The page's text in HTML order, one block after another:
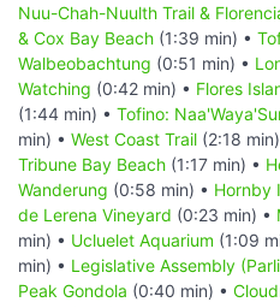
Nuu-Chah-Nuulth Trail &
& Cox Bay Beach (1:39 min) •
Walbeobachtung (0:51 min) •
Watching (0:42 min) • Flores
(1:44 min) • Tofino:
min) • West Coast Trail (2:18
Tribune Bay Beach (1:17 min) •
Wanderung (0:58 min) • Hornby
de Lerena Vineyard (0:23 min) •
min) • Ucluelet Aquarium (1:09
min) • Legislative Assembly
Peak Gondola (0:40 min) •